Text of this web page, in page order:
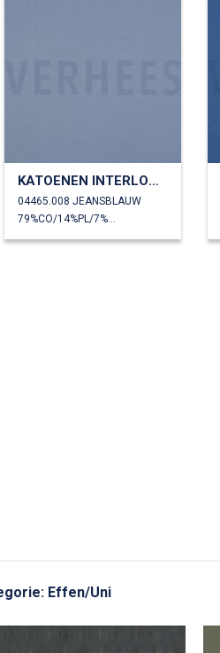
KATOENEN INTERLOCK JERSEY
04465.008 JEANSBLAUW
Effen/Uni